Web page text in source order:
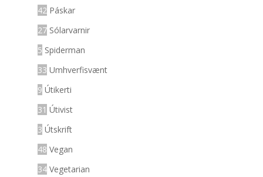
42 Páskar
27 Sólarvarnir
5 Spiderman
33 Umhverfisvænt
9 Útikerti
31 Útivist
3 Útskrift
48 Vegan
34 Vegetarian